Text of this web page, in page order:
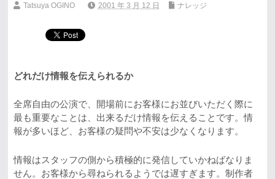
Tatsuya OGINO 2001 年 3 月 12 日 ナレッジ
どれだけ情報を伝えられるか
全席自由の公演で、開場前にお客様にお並びいただく際に
最も重要なことは、出来るだけ情報を伝えることです。情
報が多いほど、お客様の疑問や不安は少なくなります。
情報はスタッフの側から積極的に発信していかねばなりま
せん。お客様から尋ねられるようでは遅すぎます。制作者